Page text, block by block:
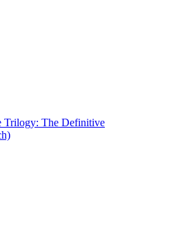
Trilogy: The Definitive